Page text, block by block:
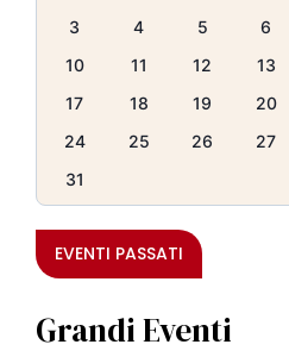
3
4 5 6
10
11 12 13
17
18 19 20
24
25 26 27
31
EVENTI PASSATI
Grandi Eventi